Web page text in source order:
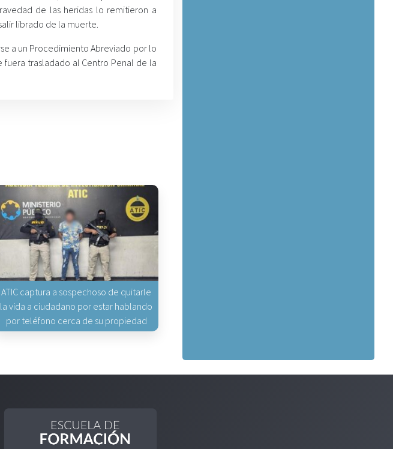
de las heridas lo remitieron a
librado de la muerte.
a un Procedimiento Abreviado por lo
trasladado al Centro Penal de la
ATIC captura a sospechoso de quitarle
la vida a ciudadano por estar hablando
por teléfono cerca de su propiedad